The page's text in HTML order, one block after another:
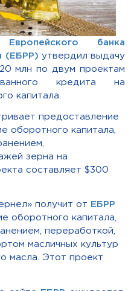
Европейского банка
(ЕБРР) утвердил выдачу
млн по двум проектам
кредита на
капитала.
предоставление
оборотного капитала,
зерна на
составляет $300
получит от
ЕБРР
оборотного капитала,
переработкой,
масличных культур
масла. Этот проект